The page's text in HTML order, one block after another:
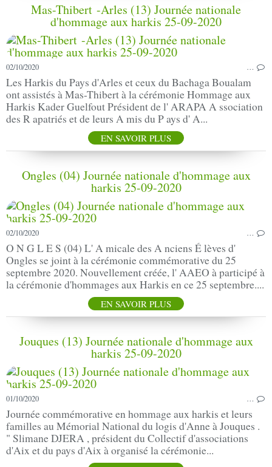
Mas-Thibert -Arles (13) Journée nationale
d'hommage aux harkis 25-09-2020
02/10/2020 …
Les Harkis du Pays d'Arles et ceux du Bachaga Boualam
ont assistés à Mas-Thibert à la cérémonie Hommage aux
Harkis Kader Guelfout Président de l' ARAPA A ssociation
des R apatriés et de leurs A mis du P ays d' A...
EN SAVOIR PLUS
Ongles (04) Journée nationale d'hommage aux
harkis 25-09-2020
02/10/2020 …
O N G L E S (04) L' A micale des A nciens É lèves d'
Ongles se joint à la cérémonie commémorative du 25
septembre 2020. Nouvellement créée, l' AAEO à participé à
la cérémonie d'hommages aux Harkis en ce 25 septembre....
EN SAVOIR PLUS
Jouques (13) Journée nationale d'hommage aux
harkis 25-09-2020
01/10/2020 …
Journée commémorative en hommage aux harkis et leurs
familles au Mémorial National du logis d'Anne à Jouques .
" Slimane DJERA , président du Collectif d'associations
d'Aix et du pays d'Aix à organisé la cérémonie...